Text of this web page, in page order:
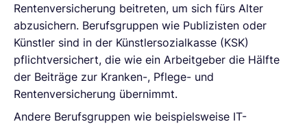
Rentenversicherung beitreten, um sich fürs Alter
abzusichern. Berufsgruppen wie Publizisten oder
Künstler sind in der Künstlersozialkasse (KSK)
pflichtversichert, die wie ein Arbeitgeber die Hälfte
der Beiträge zur Kranken-, Pflege- und
Rentenversicherung übernimmt.
Andere Berufsgruppen wie beispielsweise IT-